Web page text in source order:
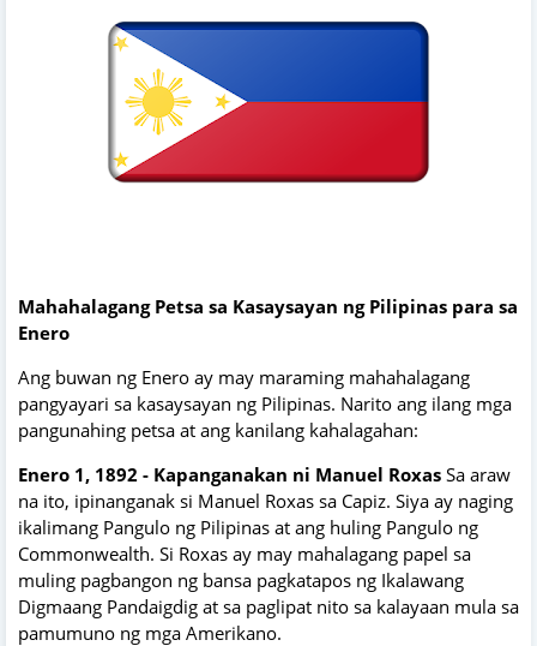
Mahahalagang Petsa sa Kasaysayan ng Pilipinas para sa
Enero
Ang buwan ng Enero ay may maraming mahahalagang
pangyayari sa kasaysayan ng Pilipinas. Narito ang ilang mga
pangunahing petsa at ang kanilang kahalagahan:
Enero 1, 1892 - Kapanganakan ni Manuel Roxas Sa araw
na ito, ipinanganak si Manuel Roxas sa Capiz. Siya ay naging
ikalimang Pangulo ng Pilipinas at ang huling Pangulo ng
Commonwealth. Si Roxas ay may mahalagang papel sa
muling pagbangon ng bansa pagkatapos ng Ikalawang
Digmaang Pandaigdig at sa paglipat nito sa kalayaan mula sa
pamumuno ng mga Amerikano.